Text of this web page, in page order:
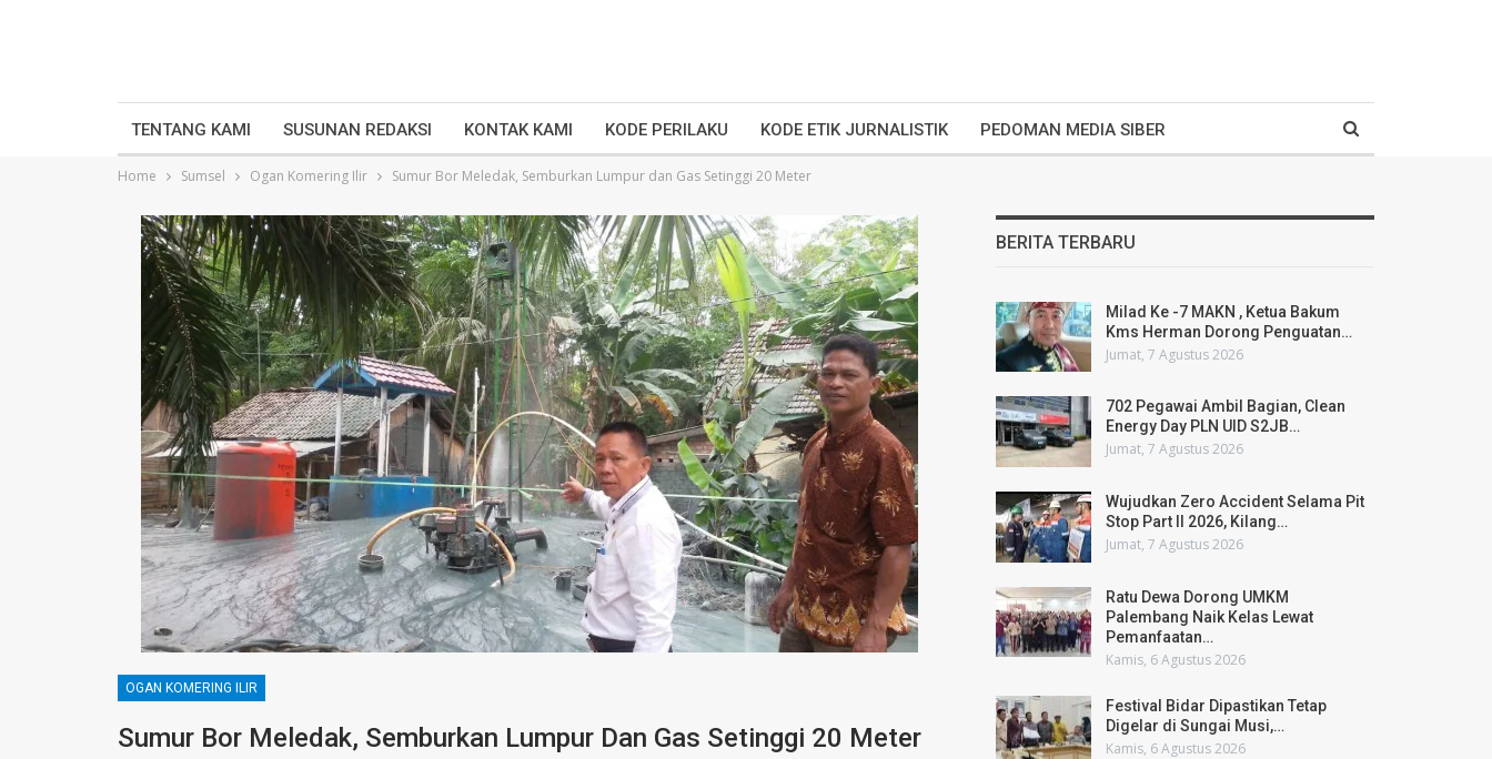
TENTANG KAMI SUSUNAN REDAKSI KONTAK KAMI KODE PERILAKU KODE ETIK JURNALISTIK PEDOMAN MEDIA SIBER
Home Sumsel Ogan Komering Ilir Sumur Bor Meledak, Semburkan Lumpur dan Gas Setinggi 20 Meter
OGAN KOMERING ILIR
Sumur Bor Meledak, Semburkan Lumpur Dan Gas Setinggi 20 Meter
BERITA TERBARU
Milad Ke -7 MAKN , Ketua Bakum
Kms Herman Dorong Penguatan…
Jumat, 7 Agustus 2026
702 Pegawai Ambil Bagian, Clean
Energy Day PLN UID S2JB…
Jumat, 7 Agustus 2026
Wujudkan Zero Accident Selama Pit
Stop Part II 2026, Kilang…
Jumat, 7 Agustus 2026
Ratu Dewa Dorong UMKM
Palembang Naik Kelas Lewat
Pemanfaatan…
Kamis, 6 Agustus 2026
Festival Bidar Dipastikan Tetap
Digelar di Sungai Musi,…
Kamis, 6 Agustus 2026